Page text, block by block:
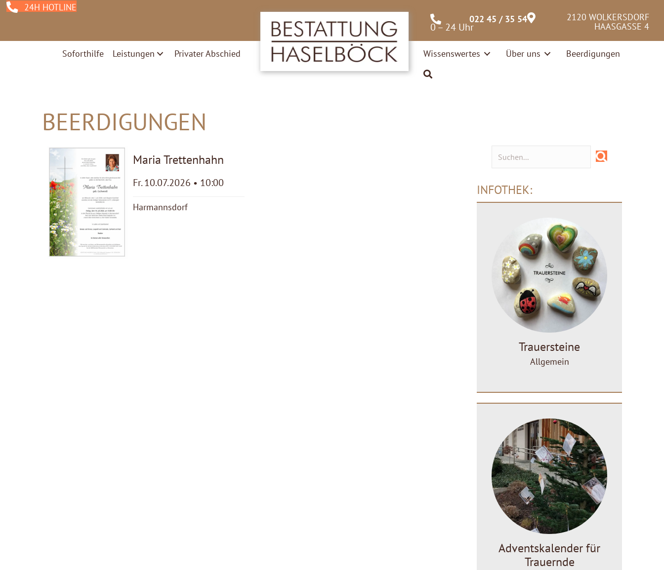
022 45 / 35 54
0 – 24 Uhr
2120 WOLKERSDORF
HAASGASSE 4
Soforthilfe Leistungen Privater Abschied Wissenswertes Über uns Beerdigungen
24H HOTLINE
BEERDIGUNGEN
Maria Trettenhahn
Fr. 10.07.2026 • 10:00
Harmannsdorf
INFOTHEK:
Trauersteine
Allgemein
Adventskalender für
Trauernde